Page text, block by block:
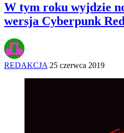
W tym roku wyjdzie
wersja Cyberpunk
REDAKCJA 25 czerwca 2019